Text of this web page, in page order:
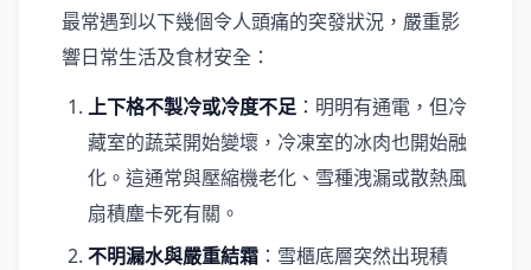
最常遇到以下幾個令人頭痛的突發狀況，嚴重影
響日常生活及食材安全：
上下格不製冷或冷度不足：明明有通電，但冷
藏室的蔬菜開始變壞，冷凍室的冰肉也開始融
化。這通常與壓縮機老化、雪種洩漏或散熱風
扇積塵卡死有關。
不明漏水與嚴重結霜 ：雪櫃底層突然出現積